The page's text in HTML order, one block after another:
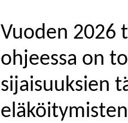
Vuoden 2026
ohjeessa on
sijaisuuksien